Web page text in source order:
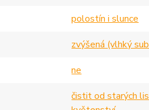
polostín i slunce
zvýšená (vlhký
ne
čistit od starých